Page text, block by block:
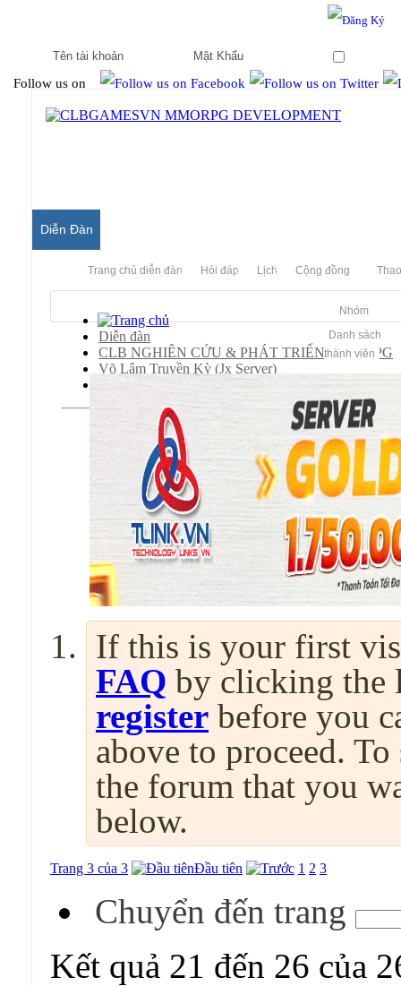
Follow us on
Diễn Đàn
Trang chủ diễn đàn Hỏi đáp Lịch Cộng đồng
Nhóm
Danh sách
thành viên
Diễn đàn
CLB NGHIÊN CỨU & PHÁT TRIỂN MMORPG
Võ Lâm Truyền Kỳ (Jx Server)
[JX]
Share source JX3 đã test build client ok...
If this is your first
FAQ by clicking the
register before you
above to proceed.
the forum that you
below.
Trang 3 của 3 Đầu tiên 1 2 3
Chuyển đến trang
Kết quả 21 đến 26 của